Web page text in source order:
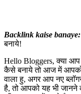
Backlink kaise banaye:
बनाये!
Hello Bloggers, क्या
कैसे बनाये तो आज में
वाला हु, अगर आप नए
है, तो आपको यह भी जानने